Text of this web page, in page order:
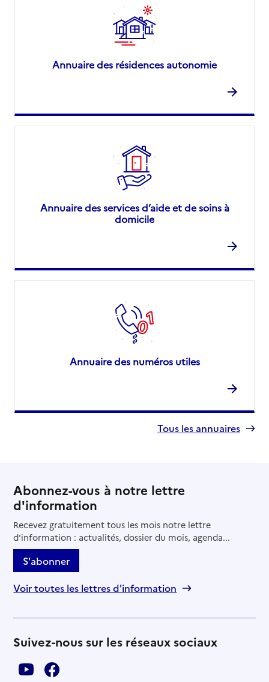
Annuaire des résidences autonomie
Annuaire des services d’aide et de soins à
domicile
Annuaire des numéros utiles
Tous les annuaires
Abonnez-vous à notre lettre
d'information
Recevez gratuitement tous les mois notre lettre
d'information : actualités, dossier du mois, agenda...
S'abonner
Voir toutes les lettres d'information
Suivez-nous sur les réseaux sociaux